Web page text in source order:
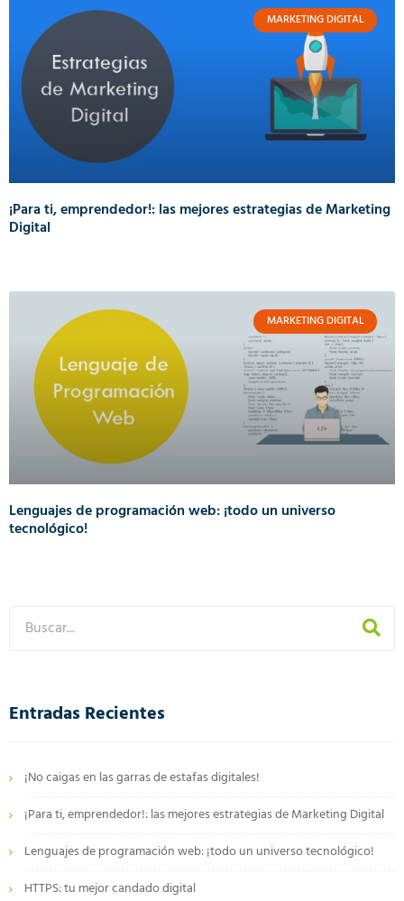
MARKETING DIGITAL
¡Para ti, emprendedor!: las mejores estrategias de Marketing
Digital
MARKETING DIGITAL
Lenguajes de programación web: ¡todo un universo
tecnológico!
Entradas Recientes
¡No caigas en las garras de estafas digitales!
¡Para ti, emprendedor!: las mejores estrategias de Marketing Digital
Lenguajes de programación web: ¡todo un universo tecnológico!
HTTPS: tu mejor candado digital